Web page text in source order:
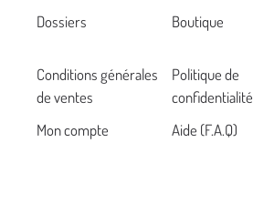
Dossiers Boutique
Conditions générales
de ventes
Politique de
confidentialité
Mon compte Aide (F.A.Q)